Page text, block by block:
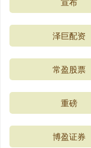
泽巨配资
常盈股票
重磅
博盈证券